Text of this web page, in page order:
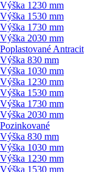
Výška 1230 mm
Výška 1530 mm
Výška 1730 mm
Výška 2030 mm
Poplastované Antracit
Výška 830 mm
Výška 1030 mm
Výška 1230 mm
Výška 1530 mm
Výška 1730 mm
Výška 2030 mm
Pozinkované
Výška 830 mm
Výška 1030 mm
Výška 1230 mm
Výška 1530 mm